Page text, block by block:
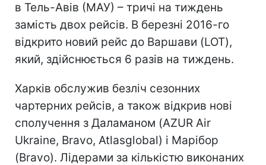
в Тель-Авів (МАУ) – тричі на тиждень
замість двох рейсів. В березні 2016-го
відкрито новий рейс до Варшави (LOT),
який, здійснюється 6 разів на тиждень.
Харків обслужив безліч сезонних
чартерних рейсів, а також відкрив нові
сполучення з Даламаном (AZUR Air
Ukraine, Bravo, Atlasglobal) і Марібор
(Bravo). Лідерами за кількістю виконаних